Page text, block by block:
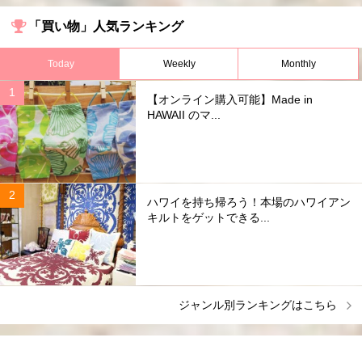
「買い物」人気ランキング
Today Weekly Monthly
【オンライン購入可能】Made in
HAWAII のマ...
ハワイを持ち帰ろう！本場のハワイアン
キルトをゲットできる...
ジャンル別ランキングはこちら